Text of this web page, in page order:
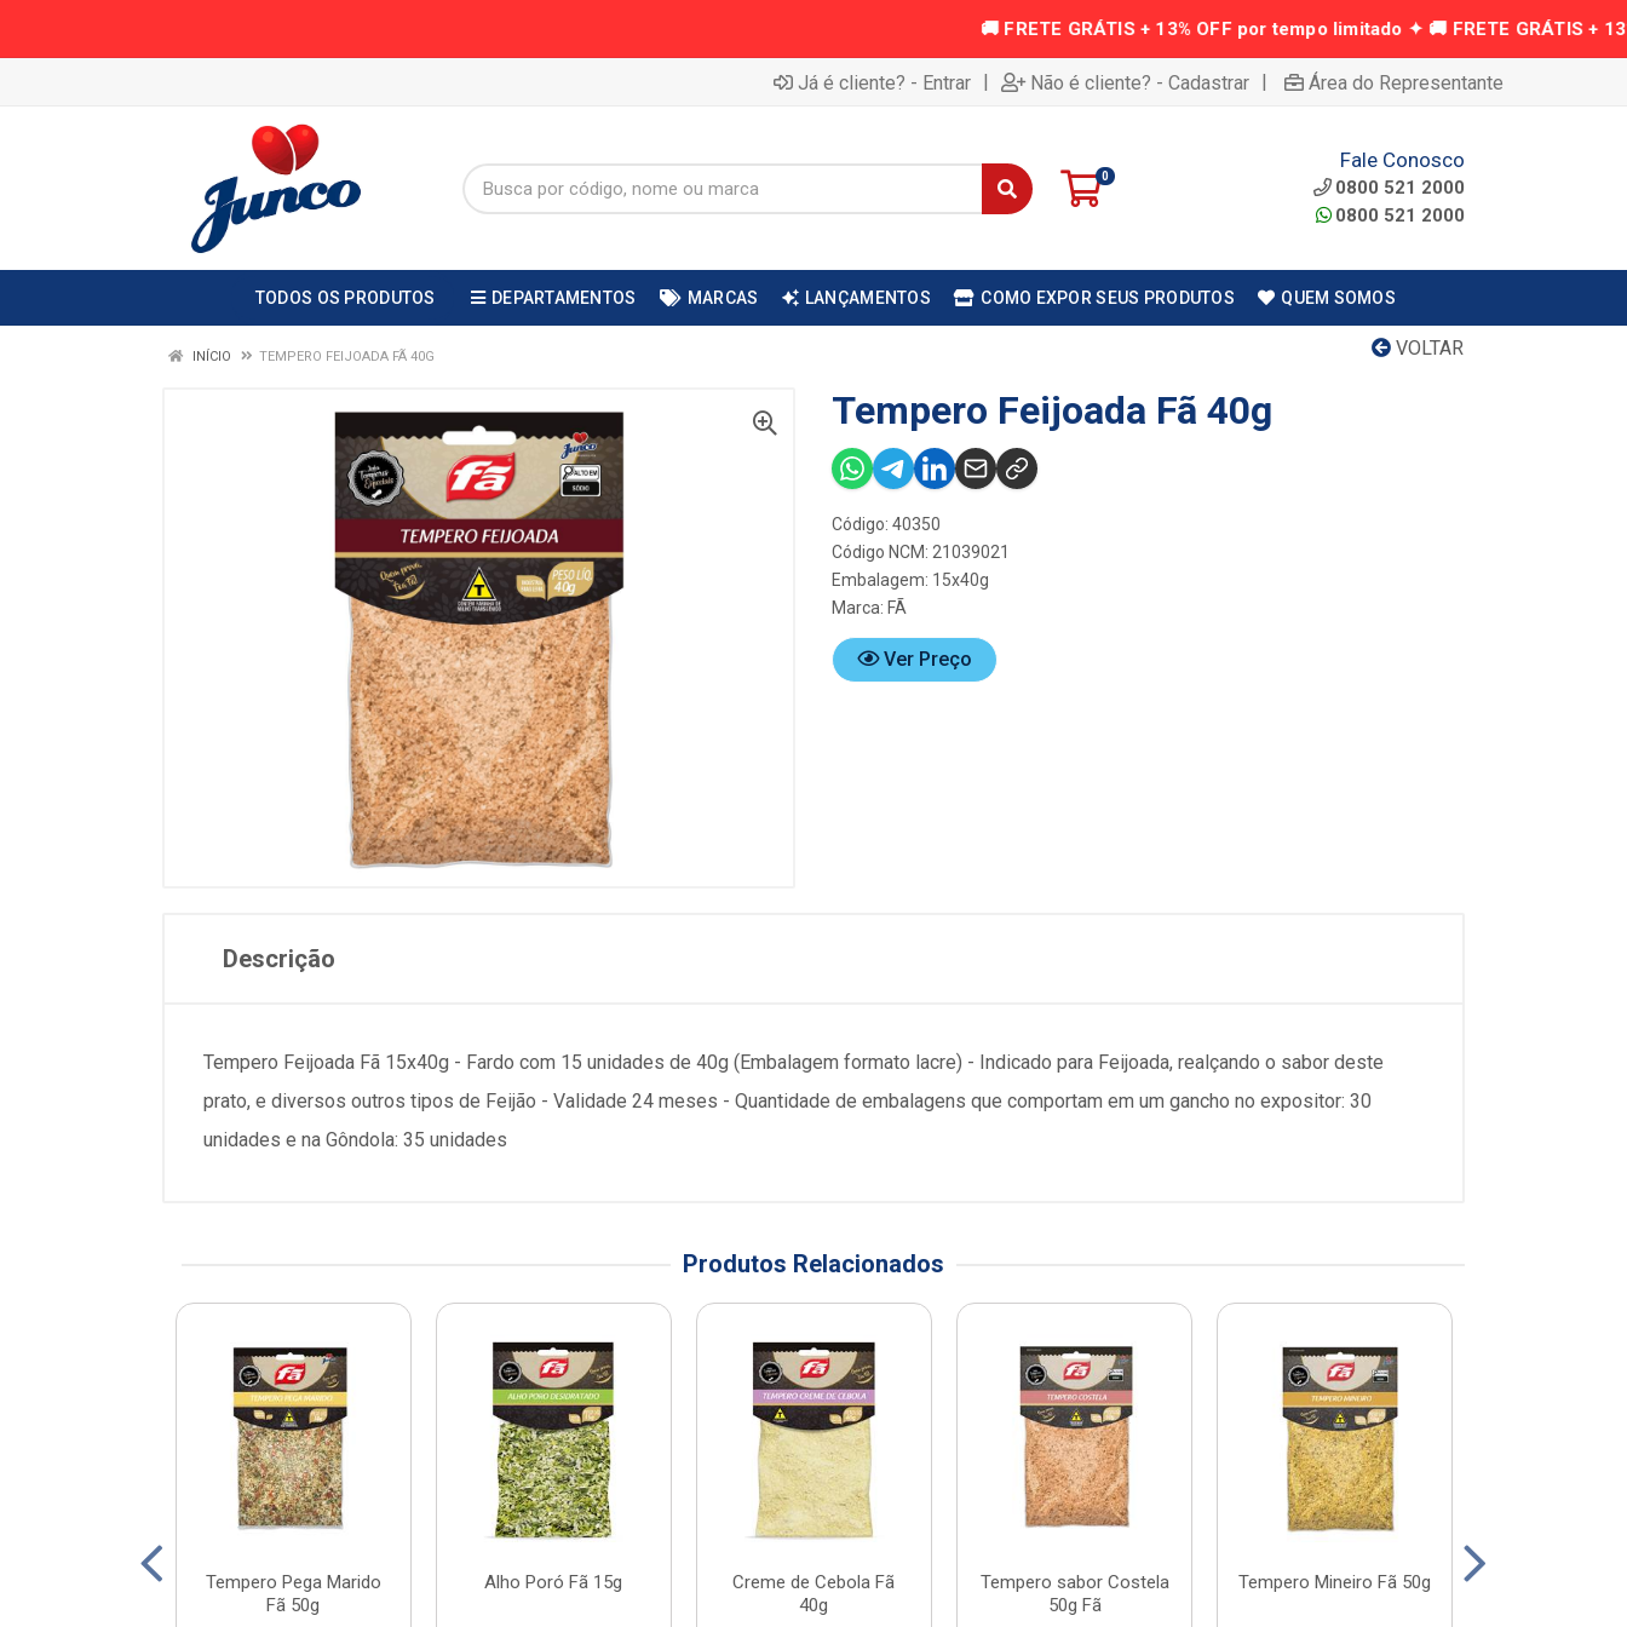
Já é cliente? - Entrar | Não é cliente? - Cadastrar | Área do Representante
0
Fale Conosco
0800 521 2000
0800 521 2000
TODOS OS PRODUTOS DEPARTAMENTOS MARCAS LANÇAMENTOS COMO EXPOR SEUS PRODUTOS QUEM SOMOS
VOLTAR
INÍCIO TEMPERO FEIJOADA FÃ 40G
Tempero Feijoada Fã 40g
Código: 40350
Código NCM: 21039021
Embalagem: 15x40g
Marca: FÃ
Ver Preço
Descrição
Tempero Feijoada Fã 15x40g - Fardo com 15 unidades de 40g (Embalagem formato lacre) - Indicado para Feijoada, realçando o sabor deste
prato, e diversos outros tipos de Feijão - Validade 24 meses - Quantidade de embalagens que comportam em um gancho no expositor: 30
unidades e na Gôndola: 35 unidades
Produtos Relacionados
Tempero Pega Marido
Fã 50g
Alho Poró Fã 15g
Creme de Cebola Fã
40g
Tempero sabor Costela
50g Fã
Tempero Mineiro Fã 50g